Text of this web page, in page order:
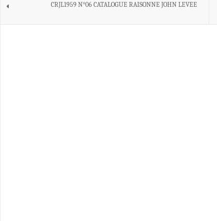
CRJL1959 N°06 CATALOGUE RAISONNE JOHN LEVEE